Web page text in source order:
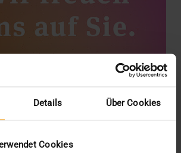
Details Über Cookies
Cookies
auf dem Röko